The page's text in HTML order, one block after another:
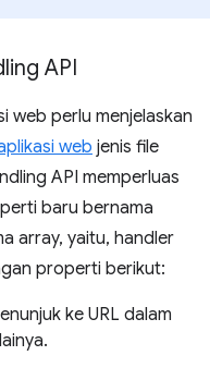
API
web perlu menjelaskan
web jenis file
API memperluas
baru bernama
array, yaitu, handler
properti berikut:
ke URL dalam